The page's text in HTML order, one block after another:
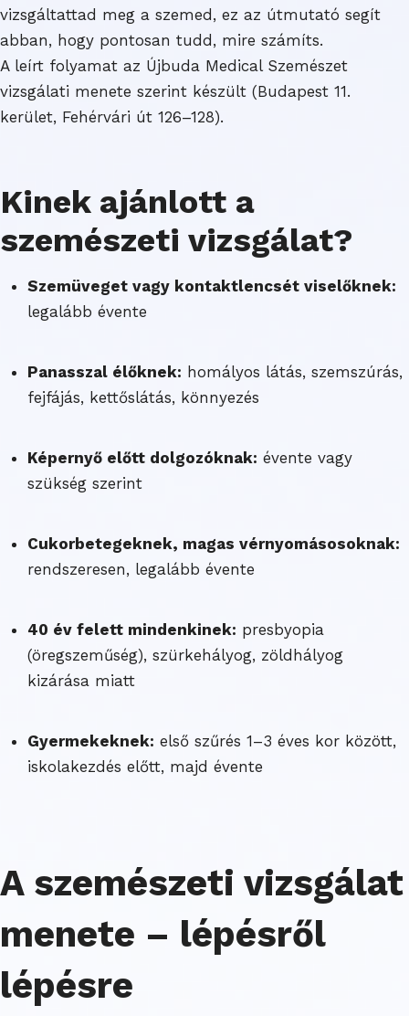
vizsgáltattad meg a szemed, ez az útmutató segít
abban, hogy pontosan tudd, mire számíts.
A leírt folyamat az Újbuda Medical Szemészet
vizsgálati menete szerint készült (Budapest 11.
kerület, Fehérvári út 126–128).
Kinek ajánlott a
szemészeti vizsgálat?
Szemüveget vagy kontaktlencsét viselőknek:
legalább évente
Panasszal élőknek: homályos látás, szemszúrás,
fejfájás, kettőslátás, könnyezés
Képernyő előtt dolgozóknak: évente vagy
szükség szerint
Cukorbetegeknek, magas vérnyomásosoknak:
rendszeresen, legalább évente
40 év felett mindenkinek: presbyopia
(öregszeműség), szürkehályog, zöldhályog
kizárása miatt
Gyermekeknek: első szűrés 1–3 éves kor között,
iskolakezdés előtt, majd évente
A szemészeti vizsgálat
menete – lépésről
lépésre